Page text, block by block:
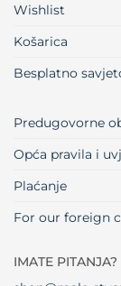
Wishlist
Košarica
Besplatno
Predugovorne
Opća pravila i
Plaćanje
For our foreign
IMATE PITANJA?